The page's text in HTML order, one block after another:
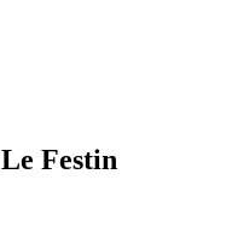
Le Festin